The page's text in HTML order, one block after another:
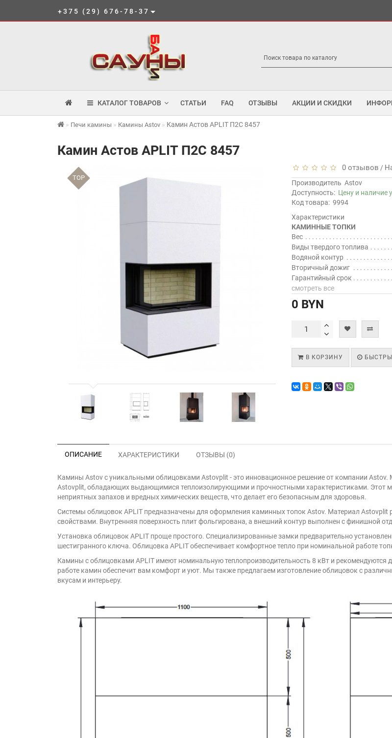
+375 (29) 676-78-37
КАТАЛОГ ТОВАРОВ СТАТЬИ FAQ ОТЗЫВЫ АКЦИИ И СКИДКИ
Печи камины Камины Astov Камин Астов APLIT П2С 8457
Камин Астов APLIT П2С 8457
TOP
0 отзывов /
Производитель Astov
Доступность: Цену и наличие
Код товара: 9994
Характеристики
КАМИННЫЕ ТОПКИ
Вес
Виды твердого топлива
Водяной контур
Вторичный дожиг
Гарантийный срок
смотреть все
0 BYN
В КОРЗИНУ
ОПИСАНИЕ ХАРАКТЕРИСТИКИ ОТЗЫВЫ (0)
Камины Astov с уникальными облицовками Astovplit - это инновационное решение от компании
Astovplit, обладающих выдающимися теплоизолирующими и прочностными характеристиками. Этот
неприятных запахов и вредных химических веществ, что делает его безопасным для здоровья.
Системы облицовок APLIT предназначены для оформления каминных топок Astov. Материал Astovplit
свойствами. Внутренняя поверхность плит фольгирована, а внешний контур выполнен с финишной
Установка облицовок APLIT проще простого. Специализированные замки предварительно
шестигранного ключа. Облицовка APLIT обеспечивает комфортное тепло при номинальной работе
Камины с облицовками APLIT имеют номинальную теплопроизводительность 8 кВт и
работе камин обеспечит вам комфорт и уют. Мы также предлагаем изготовление облицовок с
вкусам и интерьеру.